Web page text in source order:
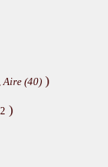
Aire (40) )
)